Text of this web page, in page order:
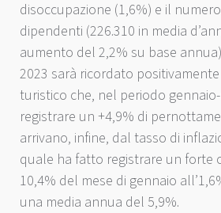
disoccupazione (1,6%) e il
dipendenti (226.310 in media
aumento del 2,2% su base
2023 sarà ricordato
turistico che, nel periodo
registrare un +4,9% di
arrivano, infine, dal tasso di
quale ha fatto registrare un forte
10,4% del mese di gennaio
una media annua del 5,9%.